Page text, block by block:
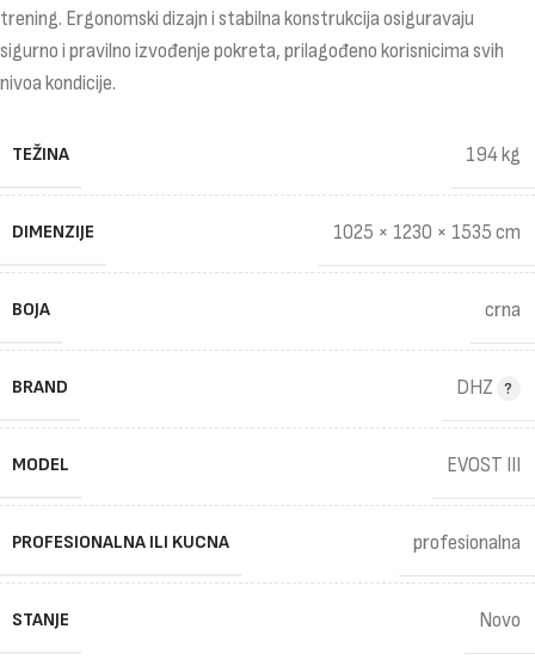
trening. Ergonomski dizajn i stabilna konstrukcija osiguravaju
sigurno i pravilno izvođenje pokreta, prilagođeno korisnicima svih
nivoa kondicije.
TEŽINA 194 kg
DIMENZIJE 1025 × 1230 × 1535 cm
BOJA crna
BRAND DHZ
MODEL EVOST III
PROFESIONALNA ILI KUCNA profesionalna
STANJE Novo